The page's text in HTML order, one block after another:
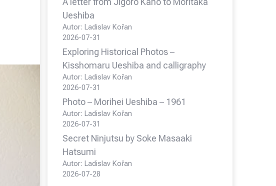
Ueshiba
Autor: Ladislav Kořan
2026-07-31
Exploring Historical Photos –
Kisshomaru Ueshiba and calligraphy
Autor: Ladislav Kořan
2026-07-31
Photo – Morihei Ueshiba – 1961
Autor: Ladislav Kořan
2026-07-31
Secret Ninjutsu by Soke Masaaki
Hatsumi
Autor: Ladislav Kořan
2026-07-28